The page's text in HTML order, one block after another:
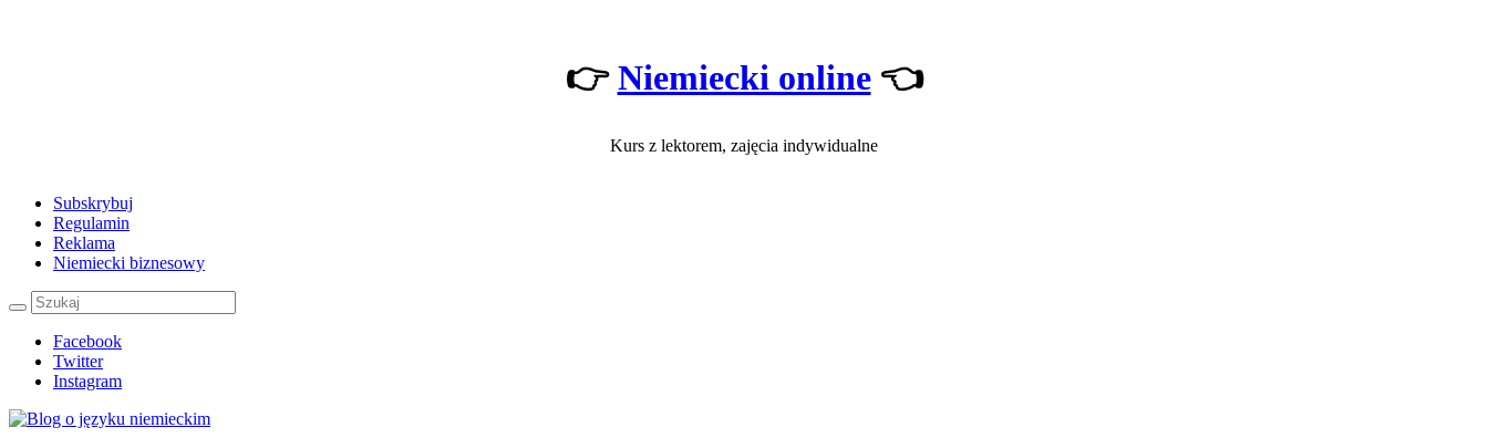
👉Niemiecki online👈
Kurs z lektorem, zajęcia indywidualne
Subskrybuj
Regulamin
Reklama
Niemiecki biznesowy
Facebook
Twitter
Instagram